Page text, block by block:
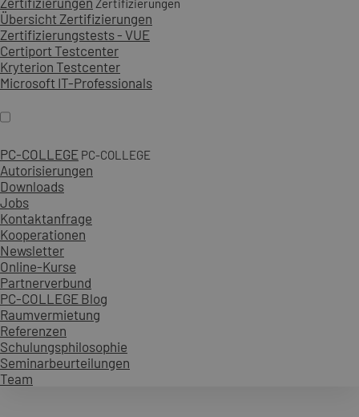
Zertifizierungen
Übersicht Zertifizierungen
Zertifizierungstests - VUE
Certiport Testcenter
Kryterion Testcenter
Microsoft IT-Professionals
PC-COLLEGE PC-COLLEGE
Autorisierungen
Downloads
Jobs
Kontaktanfrage
Kooperationen
Newsletter
Online-Kurse
Partnerverbund
PC-COLLEGE Blog
Raumvermietung
Referenzen
Schulungsphilosophie
Seminarbeurteilungen
Team